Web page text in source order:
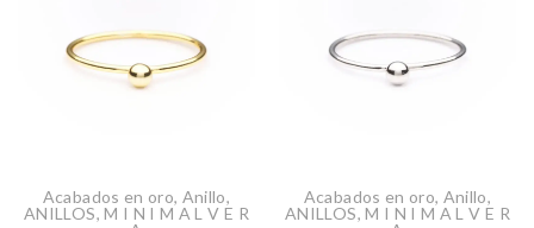
Acabados en oro, Anillo,
ANILLOS,M I N I M A L V E R
Acabados en oro, Anillo,
ANILLOS,M I N I M A L V E R